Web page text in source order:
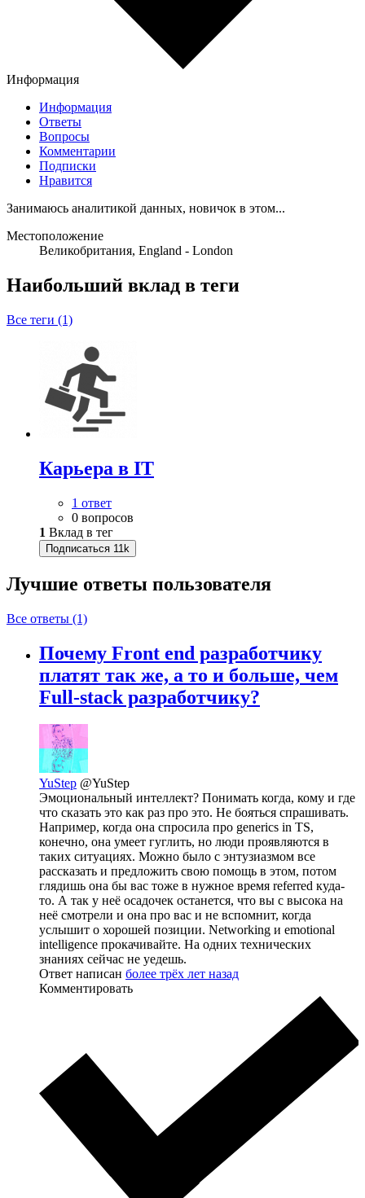
Информация
Информация
Ответы
Вопросы
Комментарии
Подписки
Нравится
Занимаюсь аналитикой данных, новичок в этом...
Местоположение
Великобритания, England - London
Наибольший вклад в теги
Все теги (1)
Карьера в IT
1 ответ
0 вопросов
1 Вклад в тег
Подписаться 11k
Лучшие ответы пользователя
Все ответы (1)
Почему Front end разработчику
платят так же, а то и больше, чем
Full-stack разработчику?
YuStep @YuStep
Эмоциональный интеллект? Понимать когда, кому и где
что сказать это как раз про это. Не бояться спрашивать.
Например, когда она спросила про generics in TS,
конечно, она умеет гуглить, но люди проявляются в
таких ситуациях. Можно было с энтузиазмом все
рассказать и предложить свою помощь в этом, потом
глядишь она бы вас тоже в нужное время referred куда-
то. А так у неё осадочек останется, что вы с высока на
неё смотрели и она про вас и не вспомнит, когда
услышит о хорошей позиции. Networking и emotional
intelligence прокачивайте. На одних технических
знаниях сейчас не уедешь.
Ответ написан более трёх лет назад
Комментировать